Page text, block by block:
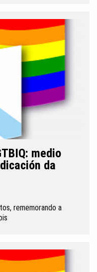
medio
da
rememorando a